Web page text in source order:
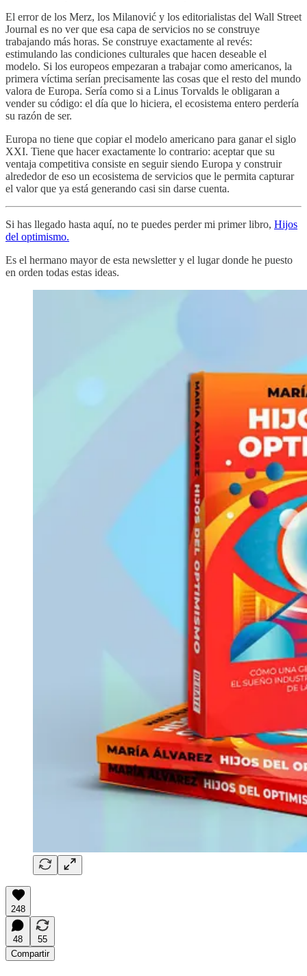
El error de los Merz, los Milanović y los editorialistas del Wall Street
Journal es no ver que esa capa de servicios no se construye
trabajando más horas. Se construye exactamente al revés:
estimulando las condiciones culturales que hacen deseable el
modelo. Si los europeos empezaran a trabajar como americanos, la
primera víctima serían precisamente las cosas que el resto del mundo
valora de Europa. Sería como si a Linus Torvalds le obligaran a
vender su código: el día que lo hiciera, el ecosistema entero perdería
su razón de ser.
Europa no tiene que copiar el modelo americano para ganar el siglo
XXI. Tiene que hacer exactamente lo contrario: aceptar que su
ventaja competitiva consiste en seguir siendo Europa y construir
alrededor de eso un ecosistema de servicios que le permita capturar
el valor que ya está generando casi sin darse cuenta.
Si has llegado hasta aquí, no te puedes perder mi primer libro, Hijos
del optimismo.
Es el hermano mayor de esta newsletter y el lugar donde he puesto
en orden todas estas ideas.
248
48
55
Compartir